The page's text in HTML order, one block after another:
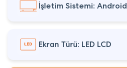
İşletim Sistemi: Android
Ekran Türü: LED LCD